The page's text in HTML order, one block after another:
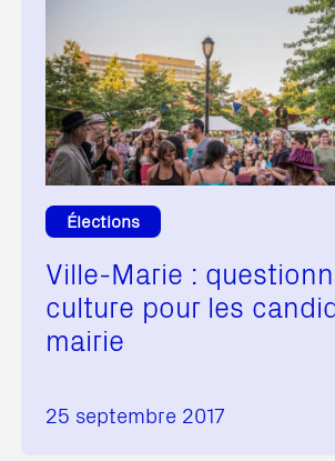
Élections
Ville-Marie :
culture pour les
mairie
25 septembre 2017